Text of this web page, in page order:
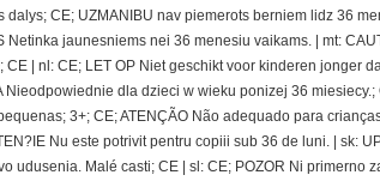
dalys; CE; UZMANIBU nav piemerots berniem lidz 36
Netinka jaunesniems nei 36 menesiu vaikams. | mt:
CE | nl: CE; LET OP Niet geschikt voor kinderen jonger
Nieodpowiednie dla dzieci w wieku ponizej 36
3+; CE; ATENÇÃO Não adequado para
Nu este potrivit pentru copiii sub 36 de luni. | sk:
udusenia. Malé casti; CE | sl: CE; POZOR Ni primerno